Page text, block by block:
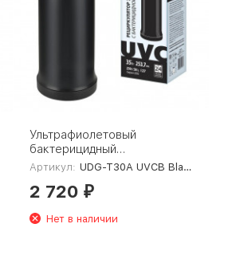
Ультрафиолетовый
бактерицидный
рециркулятор Uniel UDG-
00007696
Артикул: UDG-T30A UVCB Black
2 720 ₽
Нет в наличии